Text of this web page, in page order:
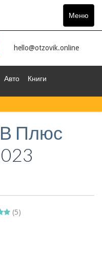
Меню
Toggle
hello@otzovik.online
Авто Книги
Плюс
(5)